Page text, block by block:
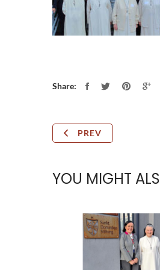
Share:
PREV
YOU MIGHT